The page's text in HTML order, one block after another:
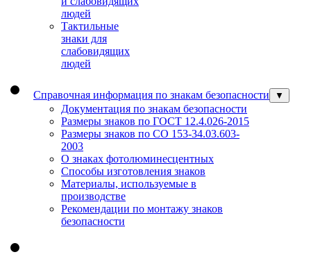
людей
Тактильные
знаки для
слабовидящих
людей
Справочная информация по знакам безопасности ▼
Документация по знакам безопасности
Размеры знаков по ГОСТ 12.4.026-2015
Размеры знаков по СО 153-34.03.603-
2003
О знаках фотолюминесцентных
Способы изготовления знаков
Материалы, используемые в
производстве
Рекомендации по монтажу знаков
безопасности